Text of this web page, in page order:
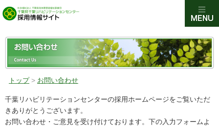
トップ > お問い合わせ
千葉リハビリテーションセンターの採用ホームページをご覧いただ
きありがとうございます。
お問い合わせ・ご意見を受け付けております。下の入力フォームよ